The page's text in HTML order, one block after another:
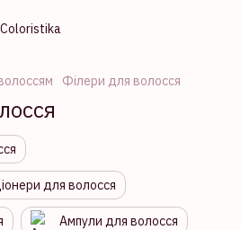
Філери для волосся
для волосся
Ампули для волосся